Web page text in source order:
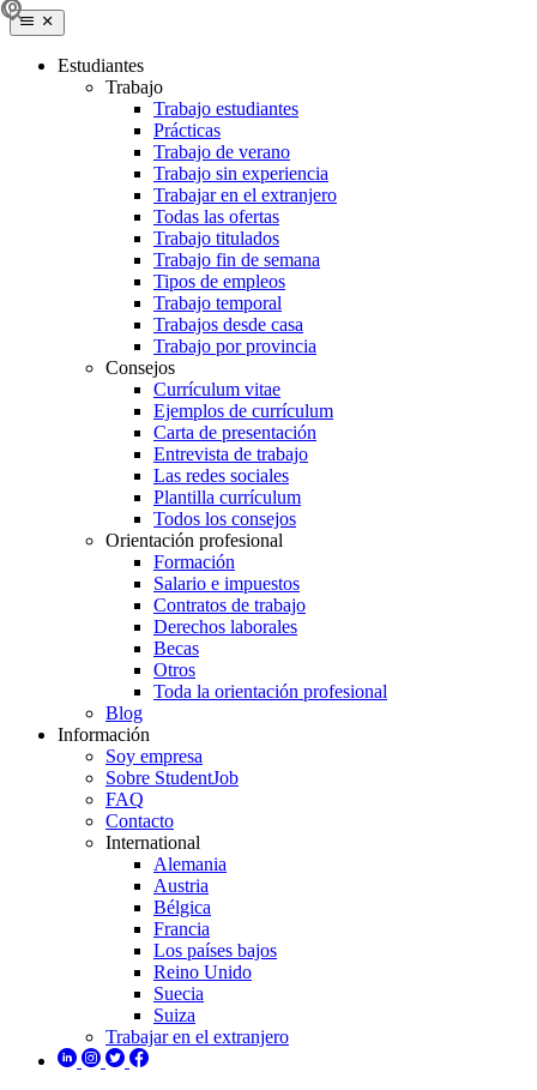
Estudiantes
Trabajo
Trabajo estudiantes
Prácticas
Trabajo de verano
Trabajo sin experiencia
Trabajar en el extranjero
Todas las ofertas
Trabajo titulados
Trabajo fin de semana
Tipos de empleos
Trabajo temporal
Trabajos desde casa
Trabajo por provincia
Consejos
Currículum vitae
Ejemplos de currículum
Carta de presentación
Entrevista de trabajo
Las redes sociales
Plantilla currículum
Todos los consejos
Orientación profesional
Formación
Salario e impuestos
Contratos de trabajo
Derechos laborales
Becas
Otros
Toda la orientación profesional
Blog
Información
Soy empresa
Sobre StudentJob
FAQ
Contacto
International
Alemania
Austria
Bélgica
Francia
Los países bajos
Reino Unido
Suecia
Suiza
Trabajar en el extranjero